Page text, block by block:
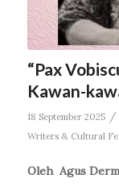
“Pax
Kawan-
18 September 2025 /
Writers & Cultural
Oleh Agus